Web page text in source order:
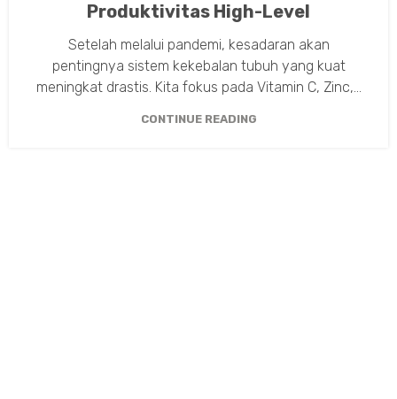
Produktivitas High-Level
Setelah melalui pandemi, kesadaran akan
pentingnya sistem kekebalan tubuh yang kuat
meningkat drastis. Kita fokus pada Vitamin C, Zinc,...
CONTINUE READING